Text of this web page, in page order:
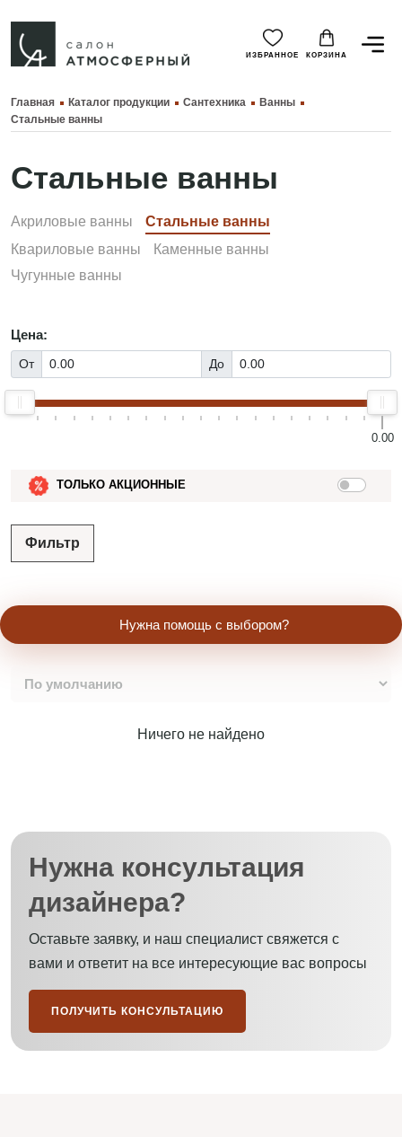
ИЗБРАННОЕ КОРЗИНА
Главная Каталог продукции Сантехника
Ванны
Стальные ванны
Стальные ванны
Акриловые ванны
Стальные ванны
Квариловые ванны
Каменные ванны
Чугунные ванны
Цена:
От До
0.00
ТОЛЬКО АКЦИОННЫЕ
Фильтр
Нужна помощь с выбором?
Ничего не найдено
Нужна консультация
дизайнера?
Оставьте заявку, и наш специалист свяжется с
вами и ответит на все интересующие вас вопросы
ПОЛУЧИТЬ КОНСУЛЬТАЦИЮ